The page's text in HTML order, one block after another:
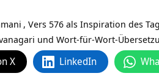
, Vers 576 als Inspiration des
und Wort-für-Wort-
X LinkedIn